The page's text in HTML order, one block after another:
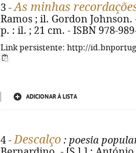
3 -As minhas
Ramos ; il. Gordon Johnson.
p. : il. ; 21 cm. - ISBN 978-
Link persistente: http://
ADICIONAR À LISTA
4 -Descalço : poesia